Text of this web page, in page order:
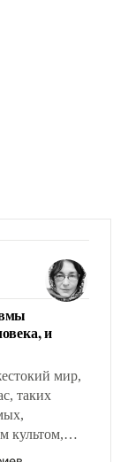
и
мир,
таких
культом,
и